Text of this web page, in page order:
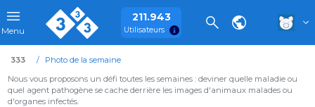
Menu
211.943
Utilisateurs
333
Photo de la semaine
Nous vous proposons un défi toutes les semaines : deviner quelle maladie ou
quel agent pathogène se cache derrière les images d'animaux malades ou
d'organes infectés.